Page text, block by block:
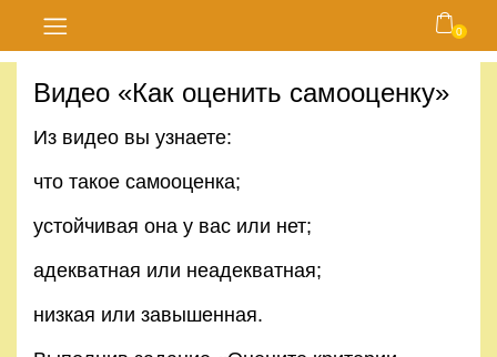
Курсы
Магазин
сайта
0
Видео «Как оценить самооценку»
Из видео вы узнаете:
что такое самооценка;
устойчивая она у вас или нет;
адекватная или неадекватная;
низкая или завышенная.